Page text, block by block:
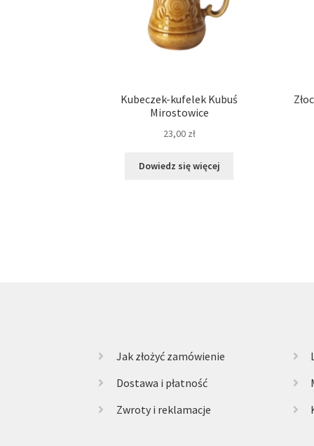
Kubeczek-kufelek Kubuś
Mirostowice
23,00 zł
Dowiedz się więcej
Jak złożyć zamówienie
Dostawa i płatność
Zwroty i reklamacje